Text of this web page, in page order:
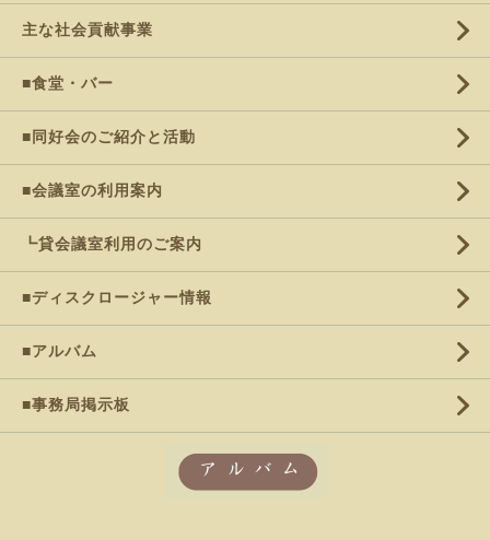
主な社会貢献事業
■食堂・バー
■同好会のご紹介と活動
■会議室の利用案内
┗貸会議室利用のご案内
■ディスクロージャー情報
■アルバム
■事務局掲示板